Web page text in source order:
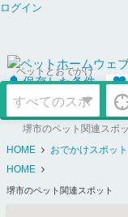
ログイン
保存した条件
ペットとおでかけ
HOME
おでかけスポット
HOME
堺市のペット関連スポット